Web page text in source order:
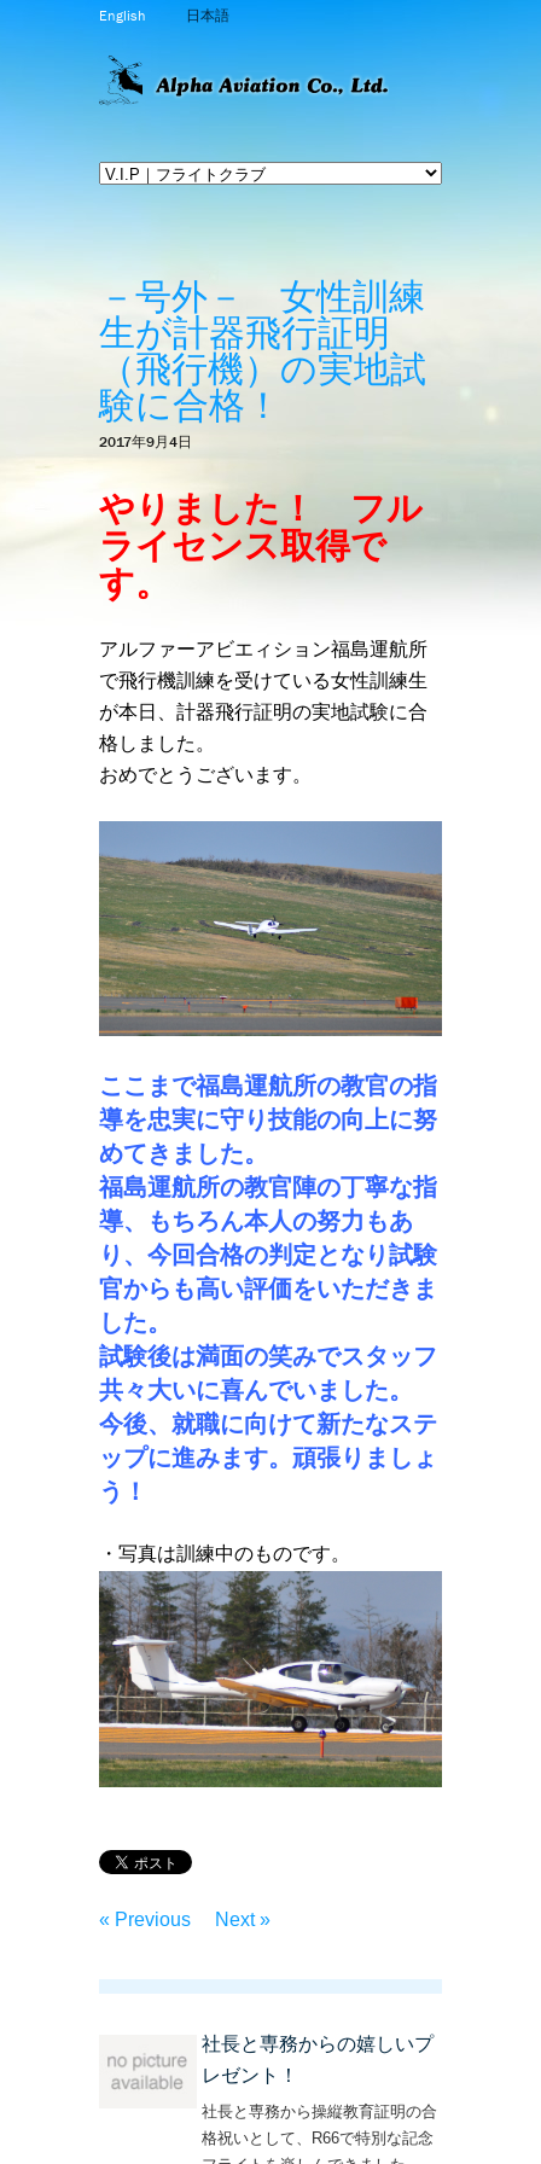
English 日本語
－号外－ 女性訓練
生が計器飛行証明
（飛行機）の実地試
験に合格！
2017年9月4日
やりました！ フル
ライセンス取得で
す。
アルファーアビエィション福島運航所
で飛行機訓練を受けている女性訓練生
が本日、計器飛行証明の実地試験に合
格しました。
おめでとうございます。
ここまで福島運航所の教官の指
導を忠実に守り技能の向上に努
めてきました。
福島運航所の教官陣の丁寧な指
導、もちろん本人の努力もあ
り、今回合格の判定となり試験
官からも高い評価をいただきま
した。
試験後は満面の笑みでスタッフ
共々大いに喜んでいました。
今後、就職に向けて新たなステ
ップに進みます。頑張りましょ
う！
・写真は訓練中のものです。
« Previous Next »
社長と専務からの嬉しいプ
レゼント！
社長と専務から操縦教育証明の合
格祝いとして、R66で特別な記念